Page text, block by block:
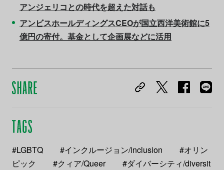
アンジェリコとの時代を超えた対話も
アンビスホールディングスCEOが国立西洋美術館に5
億円の寄付。基金として企画展などに活用
#LGBTQ #インクルージョン/inclusion
#オリン
ピック
#クィア/Queer
#ダイバーシティ/diversit